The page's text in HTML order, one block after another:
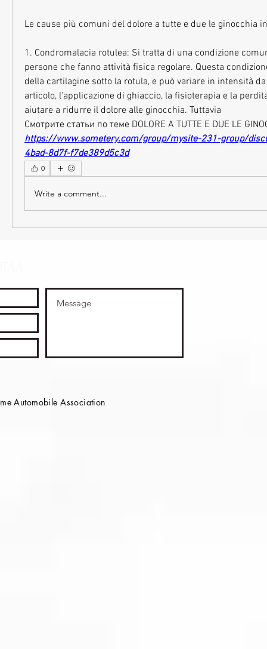
Le cause più comuni del dolore a tutte e due le ginocchia
1. Condromalacia rotulea: Si tratta di una condizione
persone che fanno attività fisica regolare. Questa
della cartilagine sotto la rotula, e può variare in intensità
articolo, l'applicazione di ghiaccio, la fisioterapia e la
aiutare a ridurre il dolore alle ginocchia. Tuttavia
Смотрите статьи по теме DOLORE A TUTTE E DUE LE
https://www.sometery.com/group/mysite-231-group/
4bad-8d7f-f7de389d5c3d
0
Write a comment...
Automobile Association